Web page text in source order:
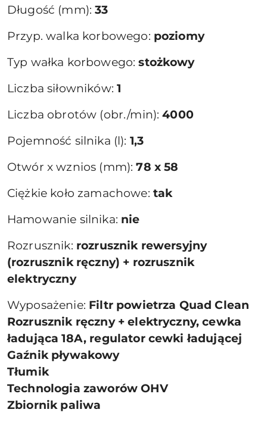
Długość (mm):33
Przyp. walka korbowego: poziomy
Typ wałka korbowego:stożkowy
Liczba siłowników:1
Liczba obrotów (obr./min):4000
Pojemność silnika (l): 1,3
Otwór x wznios (mm):78 x 58
Ciężkie koło zamachowe: tak
Hamowanie silnika: nie
Rozrusznik: rozrusznik rewersyjny
(rozrusznik ręczny) + rozrusznik
elektryczny
Wyposażenie: Filtr powietrza Quad Clean
Rozrusznik ręczny + elektryczny, cewka
ładująca 18A, regulator cewki ładującej
Gaźnik pływakowy
Tłumik
Technologia zaworów OHV
Zbiornik paliwa